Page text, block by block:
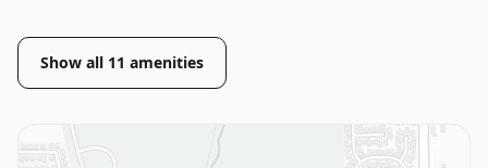
Show all 11 amenities